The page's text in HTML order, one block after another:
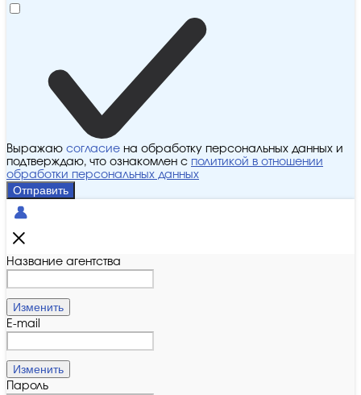
Выражаю согласие на обработку персональных данных и
подтверждаю, что ознакомлен с политикой в отношении
обработки персональных данных
Отправить
Название агентства
Изменить
E-mail
Изменить
Пароль